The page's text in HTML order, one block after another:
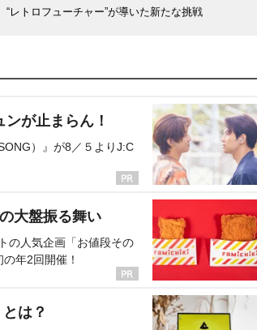
“レトロフューチャー”が導いた新たな挑戦
が止まらん！
）』が8／５よりJ:C
大盤振る舞い
の人気企画「お値段その
年2回開催！
は？